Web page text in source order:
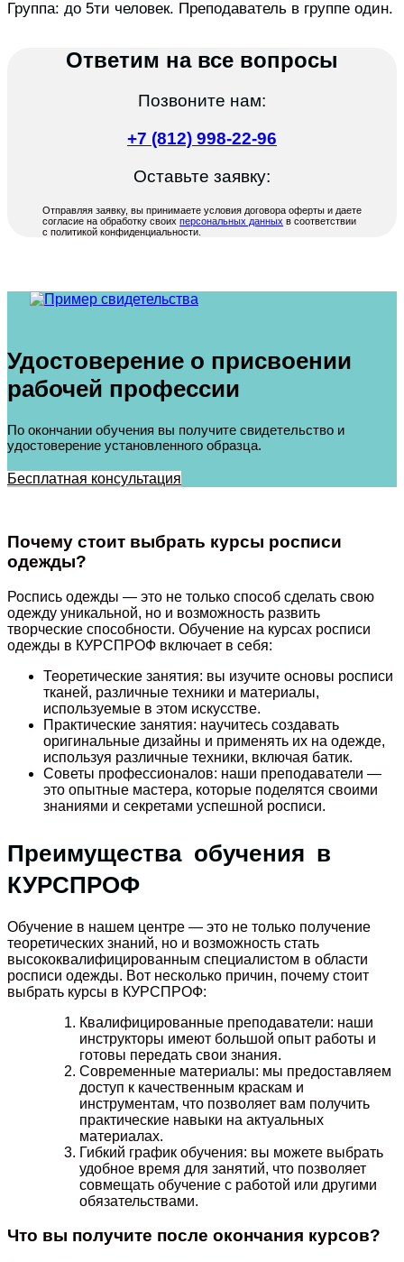
Группа: до 5ти человек. Преподаватель в группе один.
Ответим на все вопросы
Позвоните нам:
+7 (812) 998-22-96
Оставьте заявку:
Отправляя заявку, вы принимаете условия договора оферты и даете
согласие на обработку своих персональных данных в соответствии
с политикой конфиденциальности.
Удостоверение о присвоении
рабочей профессии
По окончании обучения вы получите свидетельство и
удостоверение установленного образца.
Бесплатная консультация
Почему стоит выбрать курсы росписи
одежды?
Роспись одежды — это не только способ сделать свою
одежду уникальной, но и возможность развить
творческие способности. Обучение на курсах росписи
одежды в КУРСПРОФ включает в себя:
Теоретические занятия: вы изучите основы росписи
тканей, различные техники и материалы,
используемые в этом искусстве.
Практические занятия: научитесь создавать
оригинальные дизайны и применять их на одежде,
используя различные техники, включая батик.
Советы профессионалов: наши преподаватели —
это опытные мастера, которые поделятся своими
знаниями и секретами успешной росписи.
Преимущества обучения в
КУРСПРОФ
Обучение в нашем центре — это не только получение
теоретических знаний, но и возможность стать
высококвалифицированным специалистом в области
росписи одежды. Вот несколько причин, почему стоит
выбрать курсы в КУРСПРОФ:
Квалифицированные преподаватели: наши
инструкторы имеют большой опыт работы и
готовы передать свои знания.
Современные материалы: мы предоставляем
доступ к качественным краскам и
инструментам, что позволяет вам получить
практические навыки на актуальных
материалах.
Гибкий график обучения: вы можете выбрать
удобное время для занятий, что позволяет
совмещать обучение с работой или другими
обязательствами.
Что вы получите после окончания курсов?